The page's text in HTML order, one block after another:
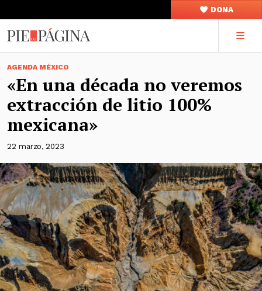
DONA
AGENDA MÉXICO
«En una década no veremos
extracción de litio 100%
mexicana»
22 marzo, 2023